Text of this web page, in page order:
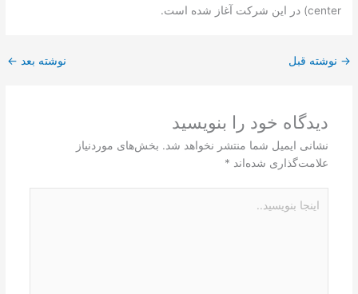
center) در این شرکت آغاز شده است.
→ نوشته قبل نوشته بعد ←
دیدگاه‌ خود را بنویسید
نشانی ایمیل شما منتشر نخواهد شد. بخش‌های موردنیاز
علامت‌گذاری شده‌اند *
بنویسید..